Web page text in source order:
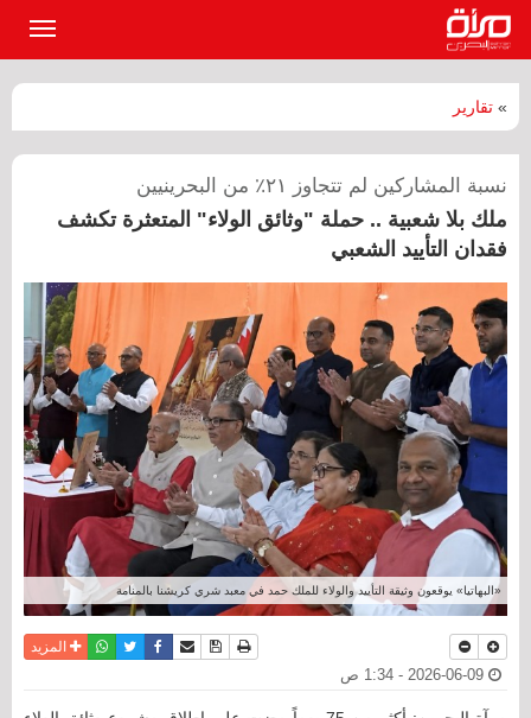
» تقارير
نسبة المشاركين لم تتجاوز ٢١٪؜ من البحرينيين
ملك بلا شعبية .. حملة "وثائق الولاء" المتعثرة تكشف
فقدان التأييد الشعبي
«البهاتيا» يوقعون وثيقة التأييد والولاء للملك حمد في معبد شري كريشنا بالمنامة
نسخة للطباعة
حفظ الموضوع
أرسل الى صديق
فيسبوكتويترواتسابالمزيد